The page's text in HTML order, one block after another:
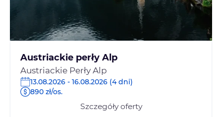
Austriackie perły Alp
Austriackie Perły Alp
13.08.2026 - 16.08.2026 (4 dni)
890 zł/os.
Szczegóły oferty